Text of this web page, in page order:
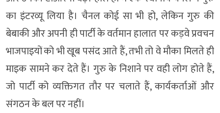
का इंटरव्यू लिया है। चैनल कोई सा भी हो, लेकिन गुरु की
बेबाकी और अपनी ही पार्टी के वर्तमान हालात पर कड़वे प्रवचन
भाजपाइयों को भी खूब पसंद आते हैं, तभी तो वे मौका मिलते ही
माइक सामने कर देते हैं। गुरु के निशाने पर वही लोग होते हैं,
जो पार्टी को व्यक्तिगत तौर पर चलाते हैं, कार्यकर्ताओं और
संगठन के बल पर नहीं।